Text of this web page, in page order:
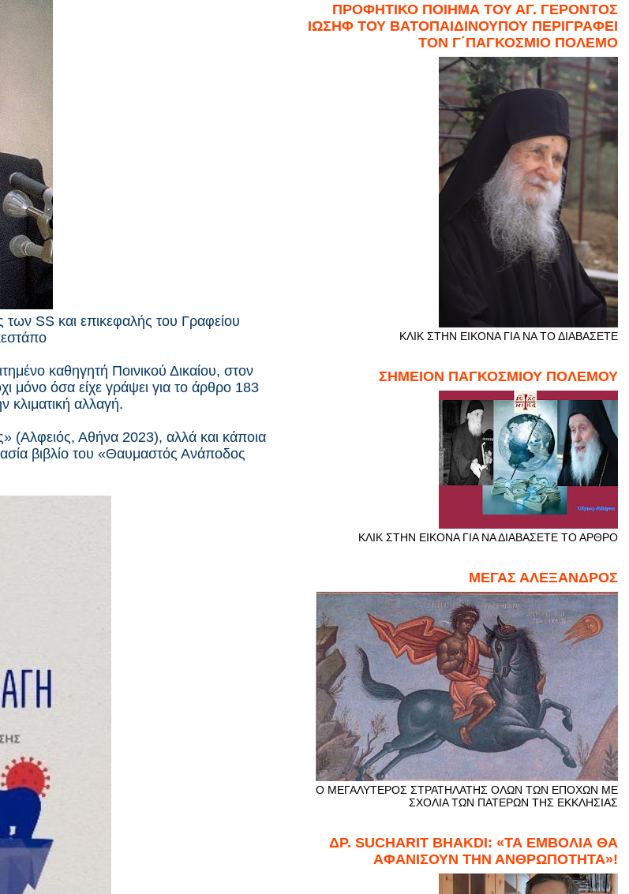
SS και επικεφαλής του Γραφείου
καθηγητή Ποινικού Δικαίου, στον
μόνο όσα είχε γράψει για το άρθρο 183
κλιματική αλλαγή.
(Αλφειός, Αθήνα 2023), αλλά και κάποια
βιβλίο του «Θαυμαστός Ανάποδος
ΠΡΟΦΗΤΙΚΟ ΠΟΙΗΜΑ ΤΟΥ ΑΓ. ΓΕΡΟΝΤΟΣ
ΙΩΣΗΦ ΤΟΥ ΒΑΤΟΠΑΙΔΙΝΟΥΠΟΥ ΠΕΡΙΓΡΑΦΕΙ
ΤΟΝ Γ΄ΠΑΓΚΟΣΜΙΟ ΠΟΛΕΜΟ
ΚΛΙΚ ΣΤΗΝ ΕΙΚΟΝΑ ΓΙΑ ΝΑ ΤΟ ΔΙΑΒΑΣΕΤΕ
ΣΗΜΕΙΟΝ ΠΑΓΚΟΣΜΙΟΥ ΠΟΛΕΜΟΥ
ΚΛΙΚ ΣΤΗΝ ΕΙΚΟΝΑ ΓΙΑ ΝΑ ΔΙΑΒΑΣΕΤΕ ΤΟ ΑΡΘΡΟ
ΜΕΓΑΣ ΑΛΕΞΑΝΔΡΟΣ
Ο ΜΕΓΑΛΥΤΕΡΟΣ ΣΤΡΑΤΗΛΑΤΗΣ ΟΛΩΝ ΤΩΝ ΕΠΟΧΩΝ ΜΕ
ΣΧΟΛΙΑ ΤΩΝ ΠΑΤΕΡΩΝ ΤΗΣ ΕΚΚΛΗΣΙΑΣ
ΔΡ. SUCHARIT BHAKDI: «ΤΑ ΕΜΒΟΛΙΑ ΘΑ
ΑΦΑΝΙΣΟΥΝ ΤΗΝ ΑΝΘΡΩΠΟΤΗΤΑ»!